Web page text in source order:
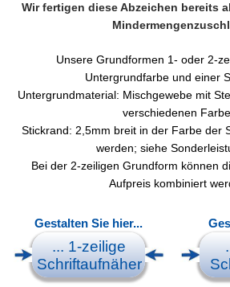
Wir fertigen diese Abzeichen bereits
Unsere Grundformen 1- oder 2-
Untergrundfarbe und einer
Untergrundmaterial: Mischgewebe mit
verschiedenen
Stickrand: 2,5mm breit in der Farbe der
werden; siehe
Bei der 2-zeiligen Grundform können
Aufpreis kombiniert
Gestalten Sie hier...
... 1-zeilige
Schriftaufnäher